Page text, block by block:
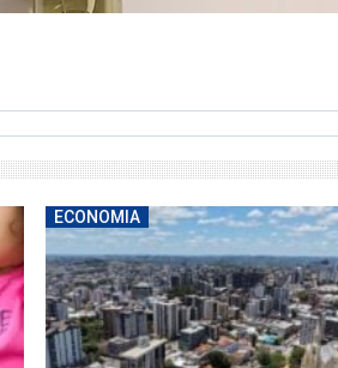
ECONOMIA